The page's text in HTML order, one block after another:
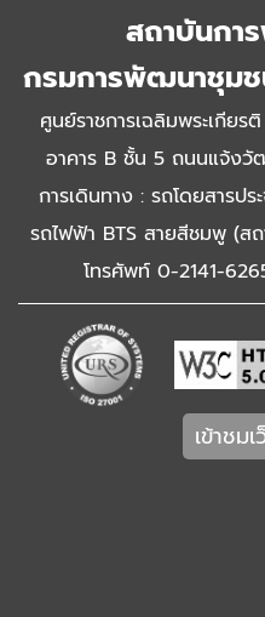
สถาบันกา
กรมการพัฒนาชุมช
ศูนย์ราชการเฉลิมพระเกีย
อาคาร B ชั้น 5 ถนนแจ้งวั
การเดินทาง : รถโดยสารป
รถไฟฟ้า BTS สายสีชมพู (สถ
โทรศัพท์ 0-2141-
เข้าชม